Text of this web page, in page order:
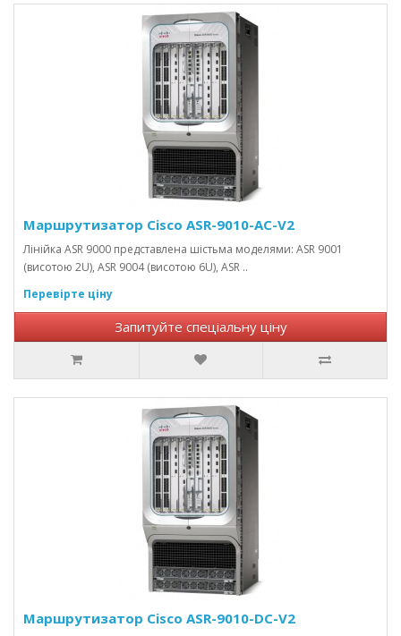
Маршрутизатор Cisco ASR-9010-AC-V2
Лінійка ASR 9000 представлена ​​шістьма моделями: ASR 9001
(висотою 2U), ASR 9004 (висотою 6U), ASR ..
Перевірте ціну
Запитуйте спеціальну ціну
Маршрутизатор Cisco ASR-9010-DC-V2